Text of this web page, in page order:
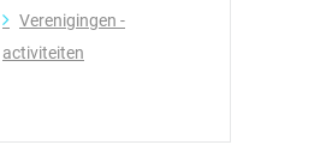
Verenigingen -
activiteiten